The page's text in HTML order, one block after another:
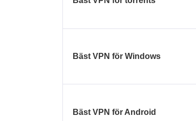
Bäst VPN för Windows
Bäst VPN för Android